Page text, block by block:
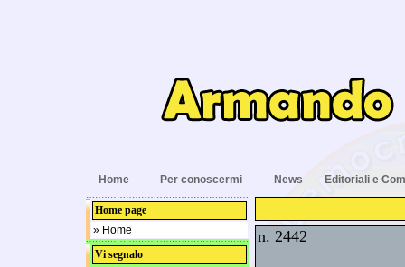
Home Per conoscermi News Editoriali e
Home page
» Home
Vi segnalo
n. 2442